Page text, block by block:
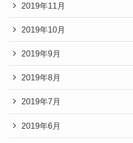
2019年11月
2019年10月
2019年9月
2019年8月
2019年7月
2019年6月